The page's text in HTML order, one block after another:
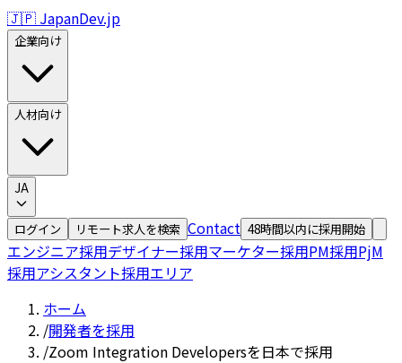
🇯🇵 JapanDev.jp
企業向け
人材向け
JA
ログイン リモート求人を検索 Contact 48時間以内に採用開始
エンジニア採用デザイナー採用マーケター採用PM採用PjM
採用アシスタント採用エリア
ホーム
/開発者を採用
/Zoom Integration Developersを日本で採用